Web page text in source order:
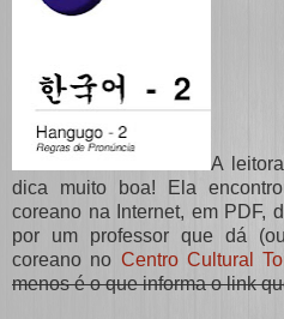
A
dica muito boa! Ela
coreano na Internet, em PDF,
por um professor que dá
coreano no Centro Cultural
menos é o que informa o link